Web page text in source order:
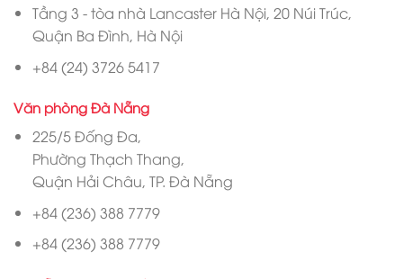
Tầng 3 - tòa nhà Lancaster Hà Nội, 20 Núi Trúc,
Quận Ba Đình, Hà Nội
+84 (24) 3726 5417
Văn phòng Đà Nẵng
225/5 Đống Đa,
Phường Thạch Thang,
Quận Hải Châu, TP. Đà Nẵng
+84 (236) 388 7779
+84 (236) 388 7779